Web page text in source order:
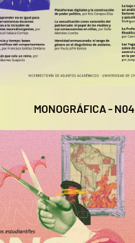
MONOGRÁFICA - N04